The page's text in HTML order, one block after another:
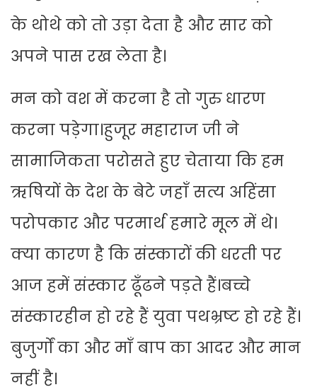
के थोथे को तो उड़ा देता है और सार को
अपने पास रख लेता है।
मन को वश में करना है तो गुरु धारण
करना पड़ेगा।हुजूर महाराज जी ने
सामाजिकता परोसते हुए चेताया कि हम
ऋषियों के देश के बेटे जहाँ सत्य अहिंसा
परोपकार और परमार्थ हमारे मूल में थे।
क्या कारण है कि संस्कारों की धरती पर
आज हमें संस्कार ढूँढने पड़ते हैं।बच्चे
संस्कारहीन हो रहे हैं युवा पथभ्रष्ट हो रहे हैं।
बुजुर्गों का और माँ बाप का आदर और मान
नहीं है।